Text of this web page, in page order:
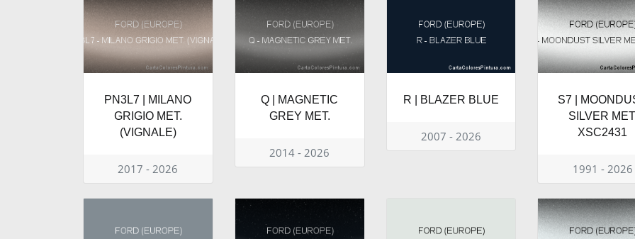
PN3L7 | MILANO
GRIGIO MET.
(VIGNALE)
2017 - 2026
Q | MAGNETIC
GREY MET.
2014 - 2026
R | BLAZER BLUE
2007 - 2026
S7 |
SILVER
XSC2431
1991 - 2026